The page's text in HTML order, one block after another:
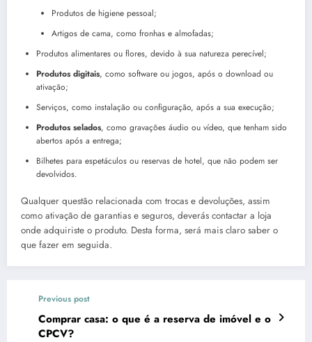
Produtos de higiene pessoal;
Artigos de cama, como fronhas e almofadas;
Produtos alimentares ou flores, devido à sua natureza perecível;
Produtos digitais, como software ou jogos, após o download ou
ativação;
Serviços, como instalação ou configuração, após a sua execução;
Produtos selados, como gravações áudio ou vídeo, que tenham sido
abertos após a entrega;
Bilhetes para espetáculos ou reservas de hotel, que não podem ser
devolvidos.
Qualquer questão relacionada com trocas e devoluções, assim
como ativação de garantias e seguros, deverás contactar a loja
onde adquiriste o produto. Desta forma, será mais claro saber o
que fazer em seguida.
Previous post
Comprar casa: o que é a reserva de imóvel e o
CPCV?